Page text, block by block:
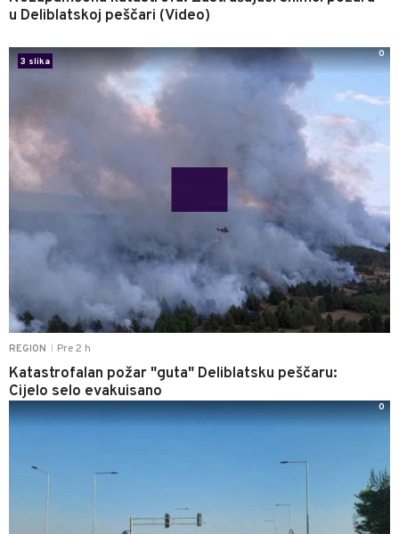
u Deliblatskoj peščari (Video)
REGION Pre 2 h
Katastrofalan požar "guta" Deliblatsku peščaru:
Cijelo selo evakuisano
3 slika
0
0